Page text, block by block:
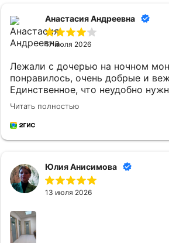
Анастасия Андреевна
17 июля 2026
Лежали с дочерью на ночном
понравилось, очень добрые и
Единственное, что неудобно
постельное белье и маленькому
кипяченую воду
Читать полностью
Юлия Анисимова
13 июля 2026